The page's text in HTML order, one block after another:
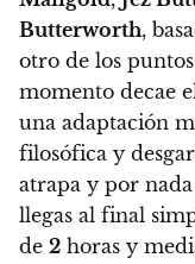
Butterworth,
otro de los
momento decae
una adaptación
filosófica y
atrapa y por
llegas al final
de 2 horas y